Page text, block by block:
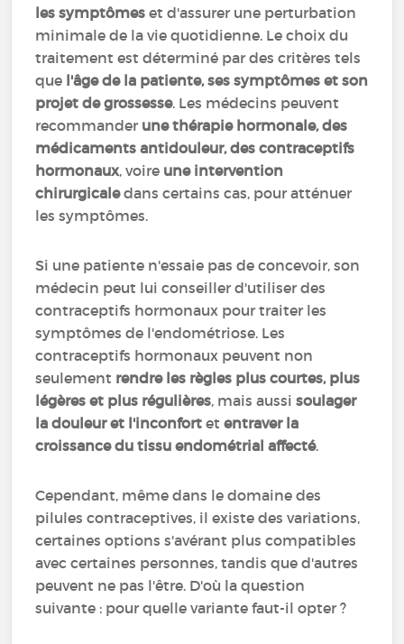
les symptômes et d'assurer une perturbation
minimale de la vie quotidienne. Le choix du
traitement est déterminé par des critères tels
que l'âge de la patiente, ses symptômes et son
projet de grossesse. Les médecins peuvent
recommander une thérapie hormonale, des
médicaments antidouleur, des contraceptifs
hormonaux, voire une intervention
chirurgicaledans certains cas, pour atténuer
les symptômes.
Si une patiente n'essaie pas de concevoir, son
médecin peut lui conseiller d'utiliser des
contraceptifs hormonaux pour traiter les
symptômes de l'endométriose. Les
contraceptifs hormonaux peuvent non
seulement rendre les règles plus courtes, plus
légères et plus régulières, mais aussisoulager
la douleur et l'inconfort etentraver la
croissance du tissu endométrial affecté.
Cependant, même dans le domaine des
pilules contraceptives, il existe des variations,
certaines options s'avérant plus compatibles
avec certaines personnes, tandis que d'autres
peuvent ne pas l'être. D'où la question
suivante : pour quelle variante faut-il opter ?